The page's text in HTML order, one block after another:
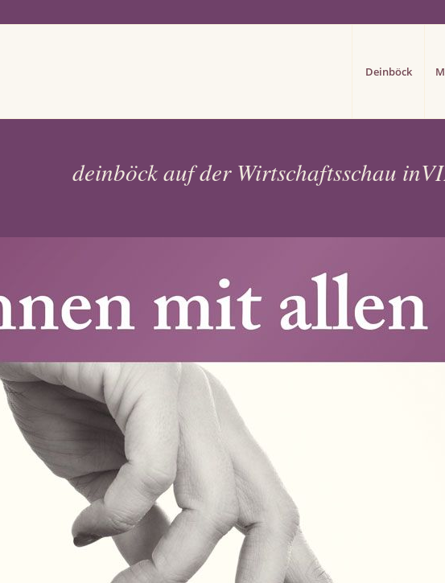
Deinböck
deinböck auf der Wirtschaftsschau